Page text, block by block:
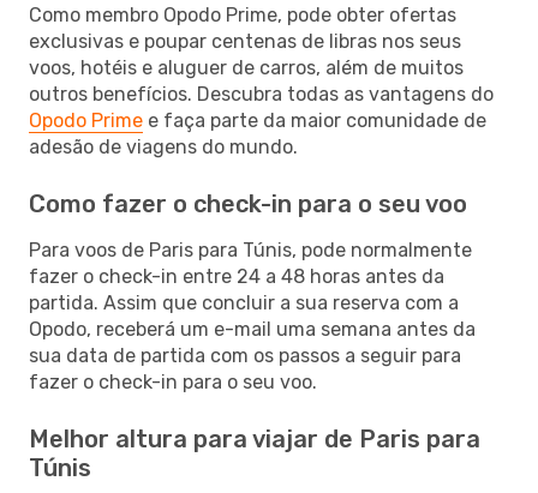
Como membro Opodo Prime, pode obter ofertas
exclusivas e poupar centenas de libras nos seus
voos, hotéis e aluguer de carros, além de muitos
outros benefícios. Descubra todas as vantagens do
Opodo Prime e faça parte da maior comunidade de
adesão de viagens do mundo.
Como fazer o check-in para o seu voo
Para voos de Paris para Túnis, pode normalmente
fazer o check-in entre 24 a 48 horas antes da
partida. Assim que concluir a sua reserva com a
Opodo, receberá um e-mail uma semana antes da
sua data de partida com os passos a seguir para
fazer o check-in para o seu voo.
Melhor altura para viajar de Paris para
Túnis